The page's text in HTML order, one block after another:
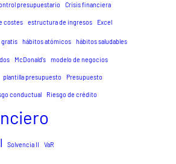
presupuestario Crisis financiera
costes estructura de ingresos Excel
gratis hábitos atómicos hábitos saludables
McDonald's modelo de negocios
plantilla presupuesto Presupuesto
conductual Riesgo de crédito
Solvencia II VaR